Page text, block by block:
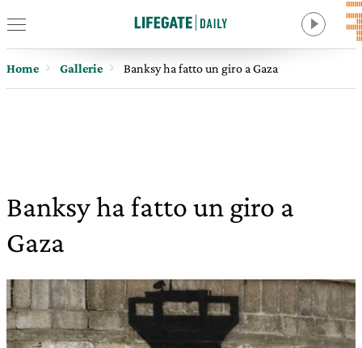
Home Gallerie Banksy ha fatto un giro a Gaza
Banksy ha fatto un giro a
Gaza